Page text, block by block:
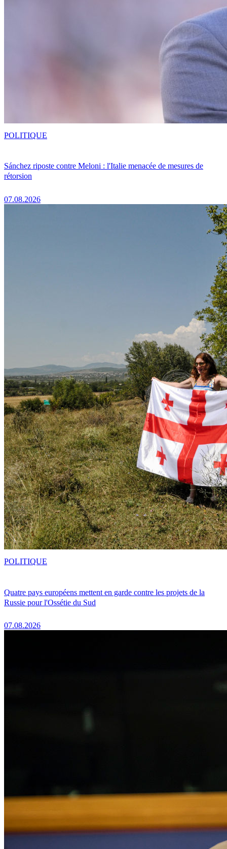
Sánchez riposte contre Meloni : l'Italie menacée de mesures de
rétorsion
07.08.2026
POLITIQUE
Quatre pays européens mettent en garde contre les projets de la
Russie pour l'Ossétie du Sud
07.08.2026
POLITIQUE